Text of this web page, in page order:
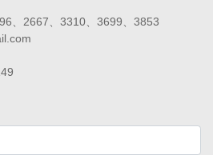
、2667、3310、3699、3853